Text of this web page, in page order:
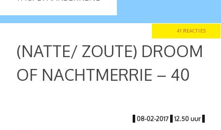
41 REACTIES
(NATTE/ ZOUTE) DROOM
OF NACHTMERRIE – 40
| 08-02-2017 | 12.50 uur |